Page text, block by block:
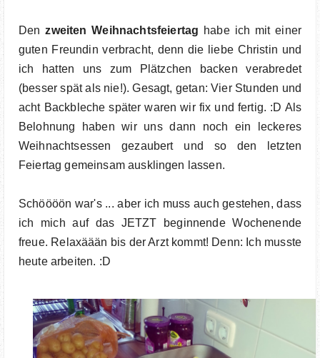
Denzweiten Weihnachtsfeiertag habe ich mit einer
guten Freundin verbracht, denn die liebe Christin und
ich hatten uns zum Plätzchen backen verabredet
(besser spät als nie!). Gesagt, getan: Vier Stunden und
acht Backbleche später waren wir fix und fertig. :D Als
Belohnung haben wir uns dann noch ein leckeres
Weihnachtsessen gezaubert und so den letzten
Feiertag gemeinsam ausklingen lassen.
Schöööön war's ... aber ich muss auch gestehen, dass
ich mich auf das JETZT beginnende Wochenende
freue. Relaxäään bis der Arzt kommt! Denn: Ich musste
heute arbeiten. :D